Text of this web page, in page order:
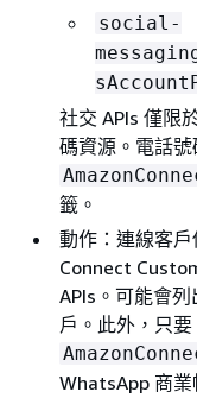
social-
社交 APIs 僅限
碼資源。電話
籤。
動作：連線客
Connect
APIs。可能會
戶。此外，只
WhatsApp 商